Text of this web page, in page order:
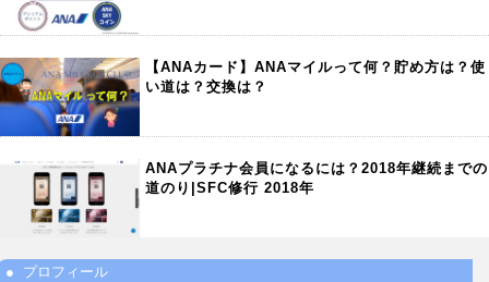
【ANAカード】ANAマイルって何？貯め方は？使
い道は？交換は？
ANAプラチナ会員になるには？2018年継続までの
道のり|SFC修行 2018年
プロフィール